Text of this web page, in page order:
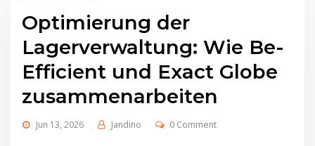
Optimierung der
Lagerverwaltung: Wie Be-
Efficient und Exact Globe
zusammenarbeiten
Jun 13, 2026 Jandino 0 Comment